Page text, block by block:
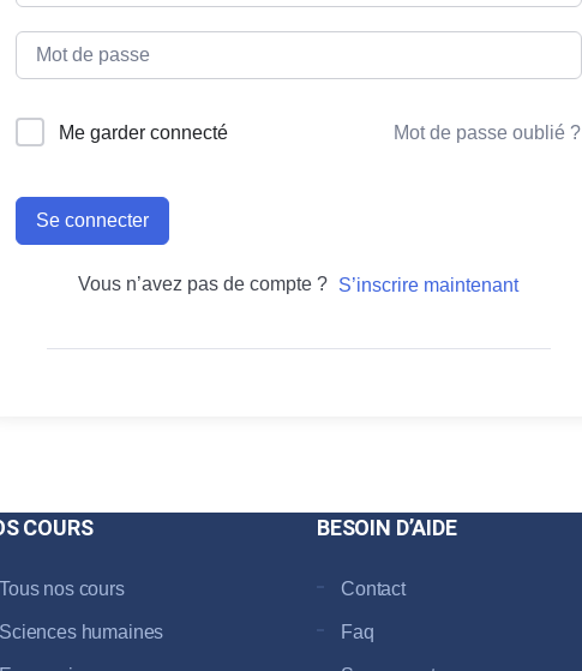
Me garder connecté Mot de passe oublié ?
Se connecter
Vous n’avez pas de compte ? S’inscrire maintenant
COURS
Tous nos cours
Sciences humaines
BESOIN D’AIDE
Contact
Faq